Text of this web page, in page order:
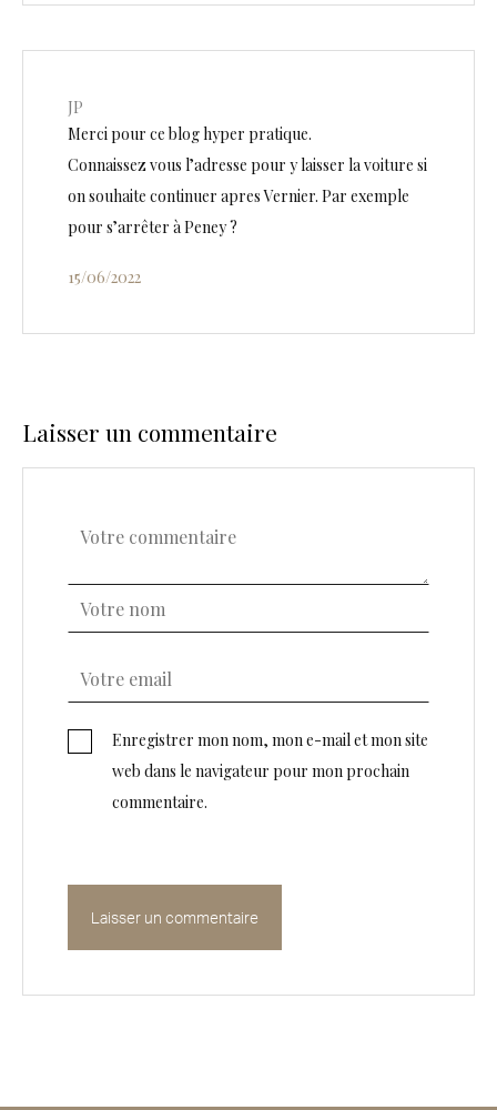
JP
Merci pour ce blog hyper pratique.
Connaissez vous l’adresse pour y laisser la voiture si
on souhaite continuer apres Vernier. Par exemple
pour s’arrêter à Peney ?
15/06/2022
Laisser un commentaire
Enregistrer mon nom, mon e-mail et mon site
web dans le navigateur pour mon prochain
commentaire.